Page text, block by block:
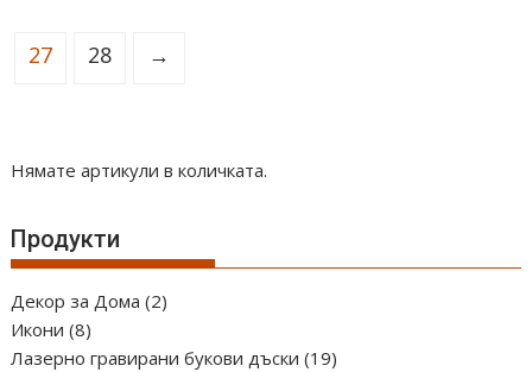
27 28 →
Нямате артикули в количката.
Продукти
Декор за Дома 22
Икони 88
продукта
Лазерно гравирани букови дъски 1919